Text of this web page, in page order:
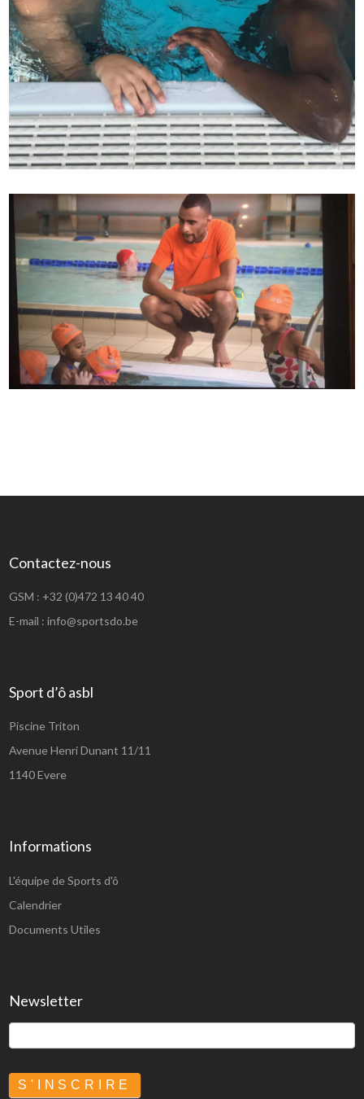
Contactez-nous
GSM : +32 (0)472 13 40 40
E-mail :info@sportsdo.be
Sport d’ô asbl
Piscine Triton
Avenue Henri Dunant 11/11
1140 Evere
Informations
L'équipe de Sports d'ô
Calendrier
Documents Utiles
Newsletter
S'INSCRIRE